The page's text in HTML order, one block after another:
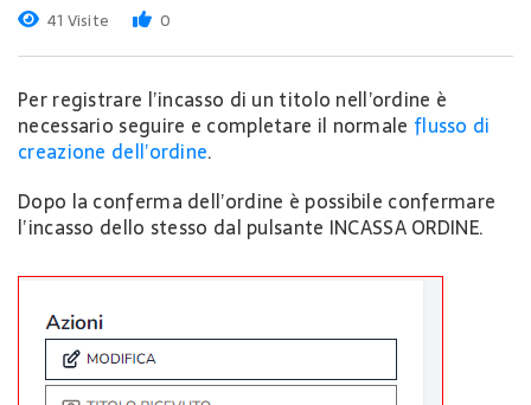
41 Visite 0
Per registrare l’incasso di un titolo nell’ordine è
necessario seguire e completare il normale flusso di
creazione dell’ordine.
Dopo la conferma dell’ordine è possibile confermare
l’incasso dello stesso dal pulsante INCASSA ORDINE.